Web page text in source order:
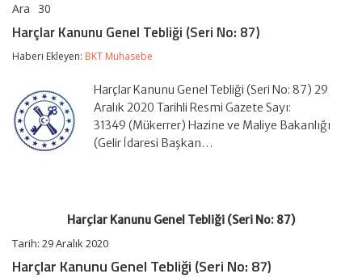
Ara 30
Genel
Tebliği
(Seri
için
Harçlar Kanunu Genel Tebliği (Seri No: 87)
Haberi Ekleyen: BKT Muhasebe
Harçlar Kanunu Genel Tebliği (Seri No: 87) 29
Aralık 2020 Tarihli Resmi Gazete Sayı:
31349 (Mükerrer) Hazine ve Maliye Bakanlığı
(Gelir İdaresi Başkan…
Harçlar Kanunu Genel Tebliği (Seri No: 87)
Tarih: 29 Aralık 2020
Harçlar Kanunu Genel Tebliği (Seri No: 87)